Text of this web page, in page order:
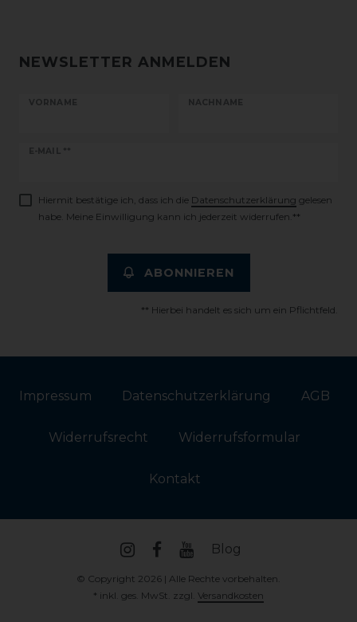
NEWSLETTER ANMELDEN
VORNAME NACHNAME
E-MAIL **
Newsletter
Hiermit bestätige ich, dass ich die Daten­schutz­erklärung gelesen
habe. Meine Einwilligung kann ich jederzeit widerrufen.**
ABONNIEREN
** Hierbei handelt es sich um ein Pflichtfeld.
Impressum Daten­schutz­erklärung AGB
Widerrufs­recht Widerrufs­formular
Kontakt
Blog
© Copyright 2026 | Alle Rechte vorbehalten.
* inkl. ges. MwSt. zzgl. Versandkosten